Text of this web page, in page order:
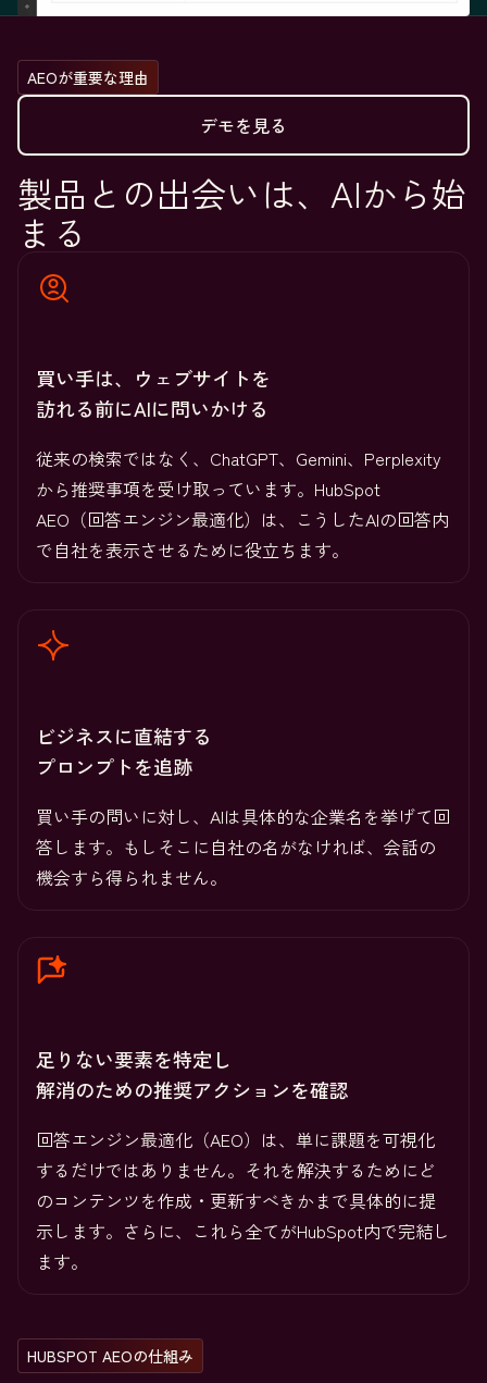
AEOが重要な理由
デモを見る
製品との出会いは、AIから始
まる
買い手は、ウェブサイトを
訪れる前にAIに問いかける
従来の検索ではなく、ChatGPT、Gemini、Perplexity
から推奨事項を受け取っています。HubSpot
AEO（回答エンジン最適化）は、こうしたAIの回答内
で自社を表示させるために役立ちます。
ビジネスに直結する
プロンプトを追跡
買い手の問いに対し、AIは具体的な企業名を挙げて回
答します。もしそこに自社の名がなければ、会話の
機会すら得られません。
足りない要素を特定し
解消のための推奨アクションを確認
回答エンジン最適化（AEO）は、単に課題を可視化
するだけではありません。それを解決するためにど
のコンテンツを作成・更新すべきかまで具体的に提
示します。さらに、これら全てがHubSpot内で完結し
ます。
HUBSPOT AEOの仕組み